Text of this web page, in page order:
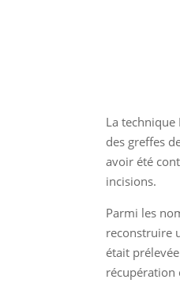
La technique
des greffes
avoir été
incisions.
Parmi les
reconstruire
était
récupération